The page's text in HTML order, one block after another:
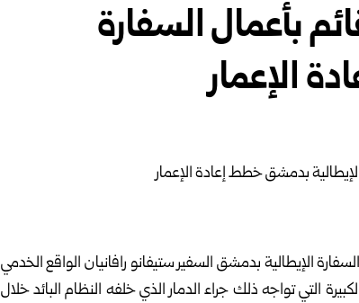
بأعمال السفارة
الإعمار
الإيطالية بدمشق السفير ستيفانو رافانيان الواقع الخدمي
التي تواجه ذلك جراء الدمار الذي خلفه النظام البائد خلال